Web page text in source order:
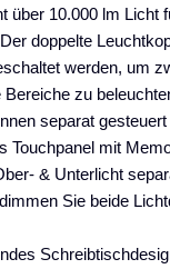
über 10.000 lm Licht
doppelte
werden, um
zu
separat
Touchpanel mit
& Unterlicht
Sie beide